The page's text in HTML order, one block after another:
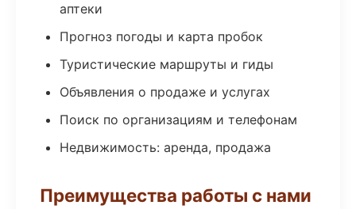
аптеки
Прогноз погоды и карта пробок
Туристические маршруты и гиды
Объявления о продаже и услугах
Поиск по организациям и телефонам
Недвижимость: аренда, продажа
Преимущества работы с нами